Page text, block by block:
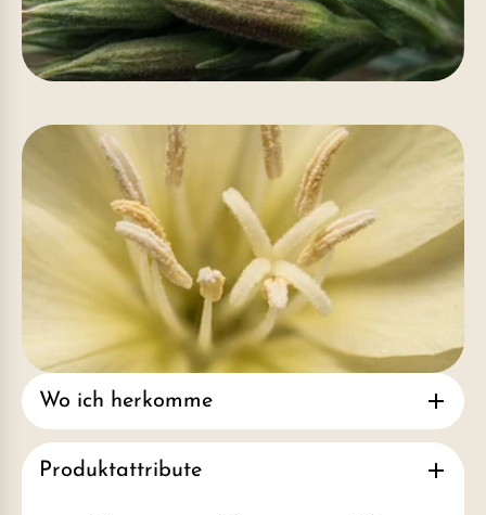
Wo ich herkomme
Produktattribute